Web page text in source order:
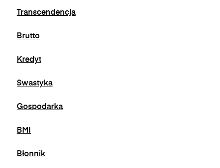
Transcendencja
Brutto
Kredyt
Swastyka
Gospodarka
BMI
Błonnik